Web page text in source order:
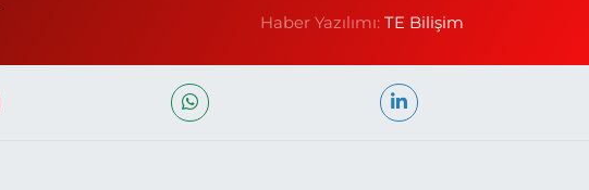
Haber Yazılımı:TE Bilişim